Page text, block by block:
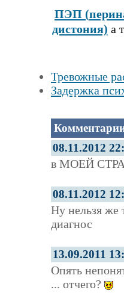
ПЭП (
дистония) а
Тревожные
Задержка
08.11.2012
в МОЕЙ
08.11.2012
Ну нельзя же
диагнос
13.09.2011
Опять
... отчего?